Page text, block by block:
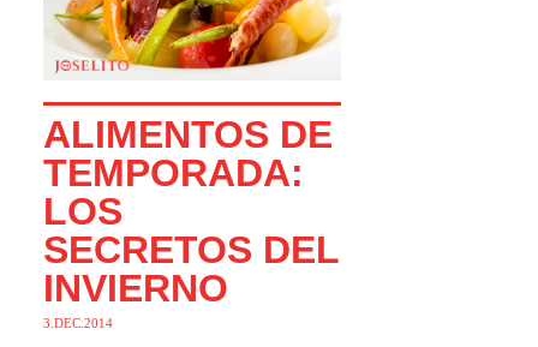
ALIMENTOS DE
TEMPORADA:
LOS
SECRETOS DEL
INVIERNO
3.DEC.2014